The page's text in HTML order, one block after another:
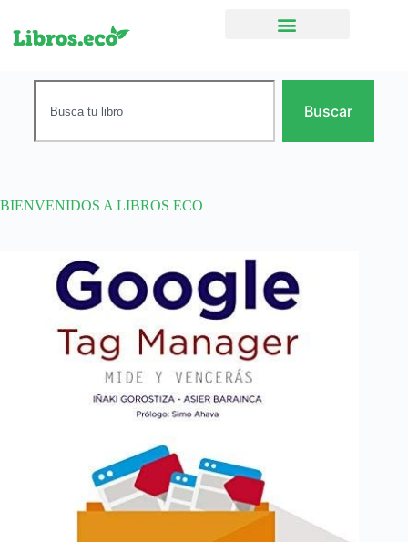
Buscar
BIENVENIDOS A LIBROS ECO